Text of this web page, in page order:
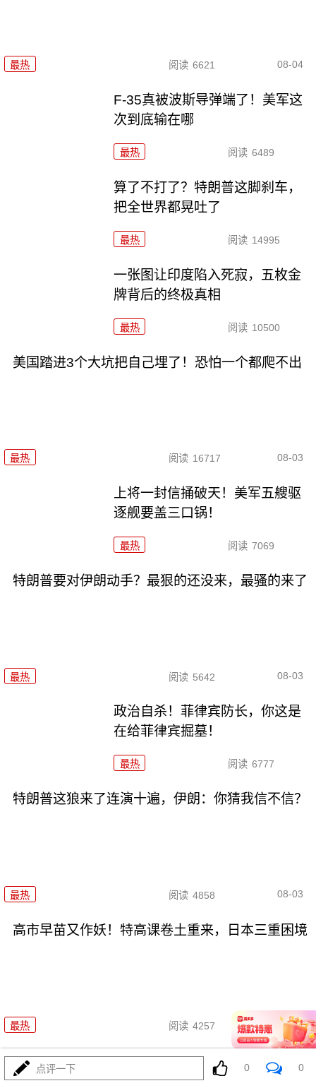
最热 阅读 6621 08-04
F-35真被波斯导弹端了！美军这
次到底输在哪
最热 阅读 6489
算了不打了？特朗普这脚刹车，
把全世界都晃吐了
最热 阅读 14995
一张图让印度陷入死寂，五枚金
牌背后的终极真相
最热 阅读 10500
美国踏进3个大坑把自己埋了！恐怕一个都爬不出
最热 阅读 16717 08-03
上将一封信捅破天！美军五艘驱
逐舰要盖三口锅！
最热 阅读 7069
特朗普要对伊朗动手？最狠的还没来，最骚的来了
最热 阅读 5642 08-03
政治自杀！菲律宾防长，你这是
在给菲律宾掘墓！
最热 阅读 6777
特朗普这狼来了连演十遍，伊朗：你猜我信不信？
最热 阅读 4858 08-03
高市早苗又作妖！特高课卷土重来，日本三重困境
最热 阅读 4257 08-03
央视：空警600横空出世，美航母最强王牌失效
点评一下 0 0